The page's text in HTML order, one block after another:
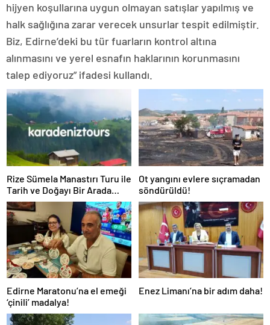
hijyen koşullarına uygun olmayan satışlar yapılmış ve
halk sağlığına zarar verecek unsurlar tespit edilmiştir.
Biz, Edirne’deki bu tür fuarların kontrol altına
alınmasını ve yerel esnafın haklarının korunmasını
talep ediyoruz” ifadesi kullandı.
Rize Sümela Manastırı Turu ile
Tarih ve Doğayı Bir Arada
Keşfedin
Ot yangını evlere sıçramadan
söndürüldü!
Edirne Maratonu’na el emeği
‘çinili’ madalya!
Enez Limanı’na bir adım daha!